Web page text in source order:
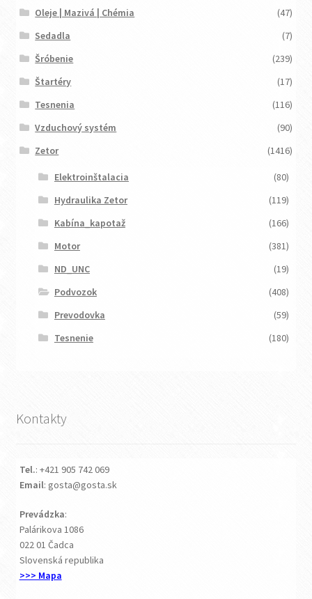
Oleje | Mazivá | Chémia
(47)
Sedadla
(7)
Šróbenie
(239)
Štartéry
(17)
Tesnenia
(116)
Vzduchový systém
(90)
Zetor
(1416)
Elektroinštalacia
(80)
Hydraulika Zetor
(119)
Kabína_kapotaž
(166)
Motor
(381)
ND_UNC
(19)
Podvozok
(408)
Prevodovka
(59)
Tesnenie
(180)
Kontakty
Tel.: +421 905 742 069
Email: gosta@gosta.sk
Prevádzka:
Palárikova 1086
022 01 Čadca
Slovenská republika
>>> Mapa